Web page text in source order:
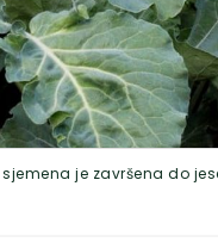
je završena do